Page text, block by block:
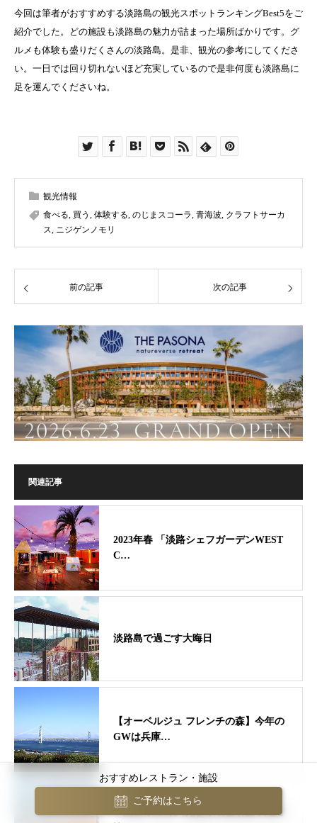
今回は筆者がおすすめする淡路島の観光スポットランキングBest5をご
紹介でした。どの施設も淡路島の魅力が詰まった場所ばかりです。グ
ルメも体験も盛りだくさんの淡路島。是非、観光の参考にしてくださ
い。一日では回り切れないほど充実しているので是非何度も淡路島に
足を運んでくださいね。
観光情報
食べる 買う 体験する のじまスコーラ 青海波 クラフトサーカ
ス
ニジゲンノモリ
前の記事 次の記事
関連記事
2023年春 「淡路シェフガーデンWEST
C…
淡路島で過ごす大晦日
【オーベルジュ フレンチの森】今年の
GWは兵庫…
「国生みの島」淡路島の絶対魅力 絶対
おすすめレストラン・施設
ご予約はこちら